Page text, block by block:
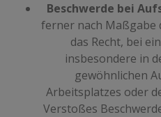
Beschwerde bei
ferner nach Maßgabe
das Recht, bei
insbesondere in
gewöhnlichen
Arbeitsplatzes oder
Verstoßes